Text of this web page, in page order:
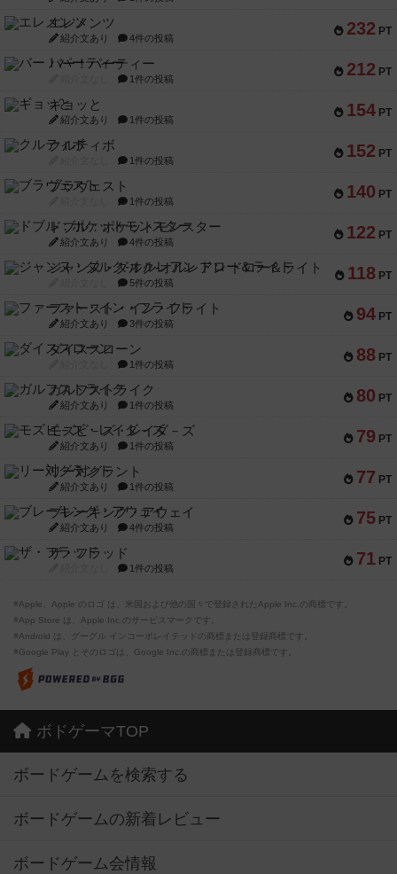
232 PT
エレメンツ
紹介文あり 4件の投稿
212 PT
バー！パーティー
1件の投稿
154 PT
ギョッと
紹介文あり 1件の投稿
152 PT
クルティボ
1件の投稿
140 PT
ブラヴェスト
1件の投稿
122 PT
ドブル：ポケットモンスター
紹介文あり 4件の投稿
118 PT
ジャンヌ・ダルク-オルレアン ドロー＆ライト
5件の投稿
94 PT
ファースト・イン・フライト
紹介文あり 3件の投稿
88 PT
ダイススローン
1件の投稿
80 PT
ガルフストライク
紹介文あり 1件の投稿
79 PT
モズビ－ズ・レイダ－ズ
紹介文あり 1件の投稿
77 PT
リー対グラント
紹介文あり 1件の投稿
75 PT
ブレーキング・アウェイ
紹介文あり 4件の投稿
71 PT
ザ・フラッド
1件の投稿
※Apple、Apple のロゴ は、米国および他の国々で登録されたApple Inc.の商標です。
※App Store は、Apple Inc.のサービスマークです。
※Android は、グーグル インコーポレイテッドの商標または登録商標です。
※Google Play とそのロゴは、Google Inc.の商標または登録商標です。
ボドゲーマTOP
ボードゲームを検索する
ボードゲームの新着レビュー
ボードゲーム会情報